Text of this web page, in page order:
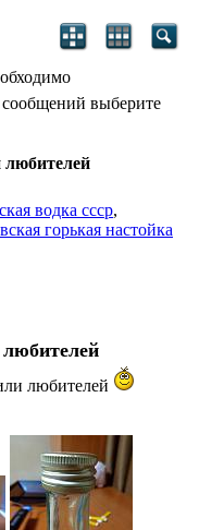
выберите
водка ссср,
горькая настойка
любителей